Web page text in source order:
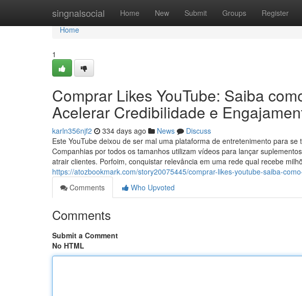
singnalsocial Home New Submit Groups Register
Home
Home
1
Comprar Likes YouTube: Saiba
Acelerar Credibilidade e
karln356njf2 334 days ago News
Discuss
Este YouTube deixou de ser mal uma plataforma de entretenimento para
Companhias por todos os tamanhos utilizam vídeos para lançar
atrair clientes. Porfoim, conquistar relevância em uma rede qual recebe
https://atozbookmark.com/story20075445/comprar-likes-youtube-saiba-
Comments
Who Upvoted
Comments
Submit a Comment
No HTML